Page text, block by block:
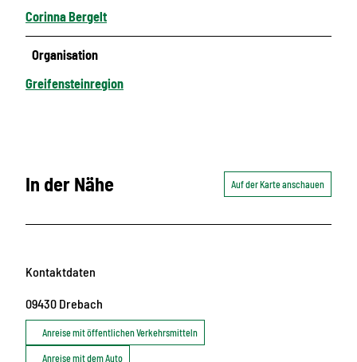
Corinna Bergelt
Organisation
Greifensteinregion
In der Nähe Auf der Karte anschauen
Kontaktdaten
09430 Drebach
Anreise mit öffentlichen Verkehrsmitteln
Anreise mit dem Auto